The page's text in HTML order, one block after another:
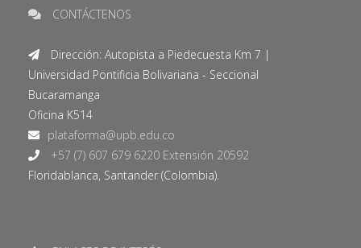
CONTÁCTENOS
Dirección: Autopista a Piedecuesta Km 7 |
Universidad Pontificia Bolivariana - Seccional
Bucaramanga
Oficina K514
+57 (7) 607 679 6220 Extensión 20592
Floridablanca, Santander (Colombia).